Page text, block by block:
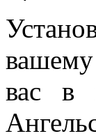
вас в